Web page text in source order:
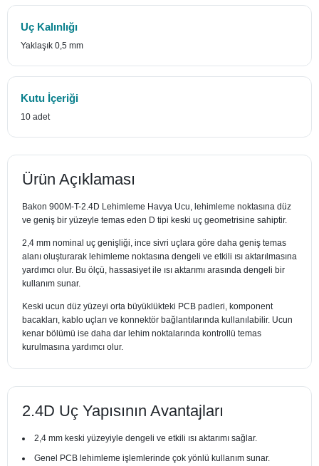
Uç Kalınlığı
Yaklaşık 0,5 mm
Kutu İçeriği
10 adet
Ürün Açıklaması
Bakon 900M-T-2.4D Lehimleme Havya Ucu, lehimleme noktasına düz
ve geniş bir yüzeyle temas eden D tipi keski uç geometrisine sahiptir.
2,4 mm nominal uç genişliği, ince sivri uçlara göre daha geniş temas
alanı oluşturarak lehimleme noktasına dengeli ve etkili ısı aktarılmasına
yardımcı olur. Bu ölçü, hassasiyet ile ısı aktarımı arasında dengeli bir
kullanım sunar.
Keski ucun düz yüzeyi orta büyüklükteki PCB padleri, komponent
bacakları, kablo uçları ve konnektör bağlantılarında kullanılabilir. Ucun
kenar bölümü ise daha dar lehim noktalarında kontrollü temas
kurulmasına yardımcı olur.
2.4D Uç Yapısının Avantajları
2,4 mm keski yüzeyiyle dengeli ve etkili ısı aktarımı sağlar.
Genel PCB lehimleme işlemlerinde çok yönlü kullanım sunar.